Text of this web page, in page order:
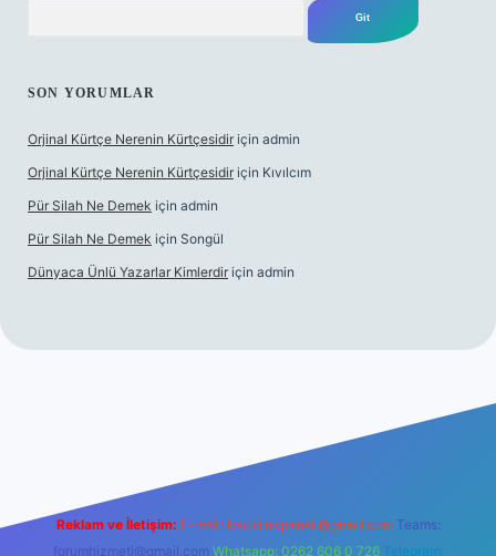
SON YORUMLAR
Orjinal Kürtçe Nerenin Kürtçesidir için admin
Orjinal Kürtçe Nerenin Kürtçesidir için Kıvılcım
Pür Silah Ne Demek için admin
Pür Silah Ne Demek için Songül
Dünyaca Ünlü Yazarlar Kimlerdir için admin
Reklam ve İletişim: E-mail: backlinkpaneli@gmail.com Teams:
forumhizmeti@gmail.com Whatsapp: 0262 606 0 726 Telegram: